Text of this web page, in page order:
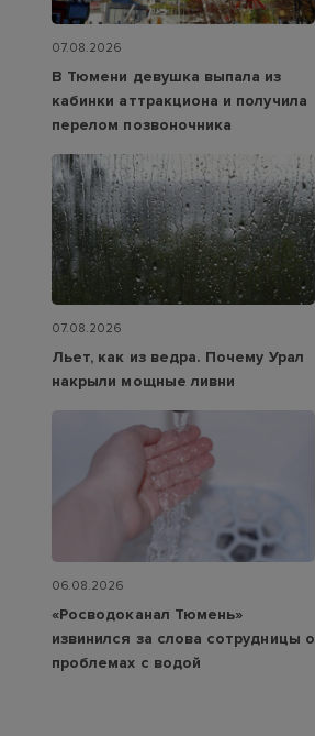
07.08.2026
В Тюмени девушка выпала из
кабинки аттракциона и получила
перелом позвоночника
07.08.2026
Льет, как из ведра. Почему Урал
накрыли мощные ливни
06.08.2026
«Росводоканал Тюмень»
извинился за слова сотрудницы о
проблемах с водой